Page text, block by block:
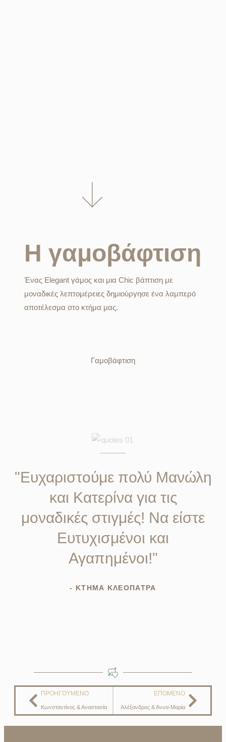
Η γαμοβάφτιση
Ένας Elegant γάμος και μια Chic βάπτιση με
μοναδικές λεπτομέρειες δημιούργησε ένα λαμπερό
αποτέλεσμα στο κτήμα μας.
Γαμοβάφτιση
"Ευχαριστούμε πολύ Μανώλη
και Κατερίνα για τις
μοναδικές στιγμές! Να είστε
Ευτυχισμένοι και
Αγαπημένοι!"
- ΚΤΗΜΑ ΚΛΕΟΠΑΤΡΑ
ΠΡΟΗΓΟΎΜΕΝΟ
Κωνσταντίνος & Αναστασία
ΕΠΌΜΕΝΟ
Αλέξανδρος & Άννα-Μαρία